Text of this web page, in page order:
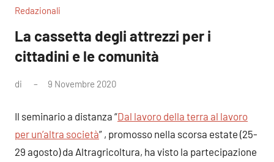
Terra
Sovranità
Redazionali
La cassetta degli attrezzi per i
cittadini e le comunità
di 9 Novembre 2020
Il seminario a distanza “Dal lavoro della terra al lavoro
per un’altra società” , promosso nella scorsa estate (25-
29 agosto) da Altragricoltura, ha visto la partecipazione